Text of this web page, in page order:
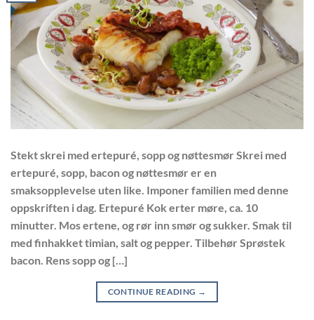
Stekt skrei med ertepuré, sopp og nøttesmør Skrei med
ertepuré, sopp, bacon og nøttesmør er en
smaksopplevelse uten like. Imponer familien med denne
oppskriften i dag. Ertepuré Kok erter møre, ca. 10
minutter. Mos ertene, og rør inn smør og sukker. Smak til
med finhakket timian, salt og pepper. Tilbehør Sprøstek
bacon. Rens sopp og […]
CONTINUE READING →